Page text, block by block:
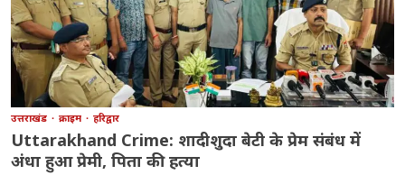
उत्तराखंड क्राइम हरिद्वार
Uttarakhand Crime: शादीशुदा बेटी के प्रेम संबंध में
अंधा हुआ प्रेमी, पिता की हत्या